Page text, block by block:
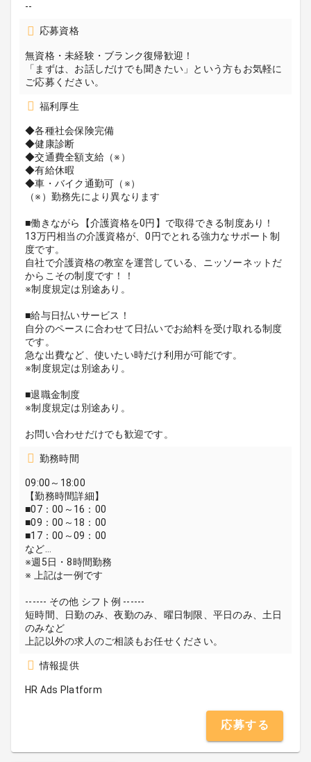
--
応募資格
無資格・未経験・ブランク復帰歓迎！
「まずは、お話しだけでも聞きたい」という方もお気軽に
ご応募ください。
福利厚生
◆各種社会保険完備
◆健康診断
◆交通費全額支給（※）
◆有給休暇
◆車・バイク通勤可（※）
（※）勤務先により異なります
■働きながら【介護資格を0円】で取得できる制度あり！
13万円相当の介護資格が、0円でとれる強力なサポート制
度です。
自社で介護資格の教室を運営している、ニッソーネットだ
からこその制度です！！
※制度規定は別途あり。
■給与日払いサービス！
自分のペースに合わせて日払いでお給料を受け取れる制度
です。
急な出費など、使いたい時だけ利用が可能です。
※制度規定は別途あり。
■退職金制度
※制度規定は別途あり。
お問い合わせだけでも歓迎です。
勤務時間
09:00～18:00
【勤務時間詳細】
■07：00～16：00
■09：00～18：00
■17：00～09：00
など…
※週5日・8時間勤務
※ 上記は一例です
------ その他 シフト例 ------
短時間、日勤のみ、夜勤のみ、曜日制限、平日のみ、土日
のみなど
上記以外の求人のご相談もお任せください。
情報提供
HR Ads Platform
応募する